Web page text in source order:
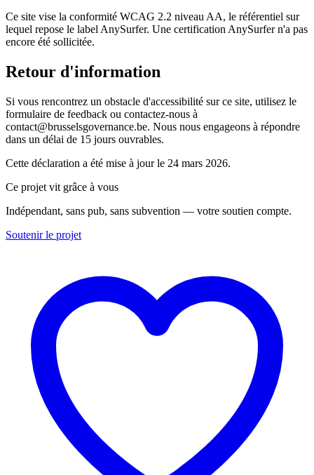
Ce site vise la conformité WCAG 2.2 niveau AA, le référentiel sur
lequel repose le label AnySurfer. Une certification AnySurfer n'a pas
encore été sollicitée.
Retour d'information
Si vous rencontrez un obstacle d'accessibilité sur ce site, utilisez le
formulaire de feedback ou contactez-nous à
contact@brusselsgovernance.be. Nous nous engageons à répondre
dans un délai de 15 jours ouvrables.
Cette déclaration a été mise à jour le 24 mars 2026.
Ce projet vit grâce à vous
Indépendant, sans pub, sans subvention — votre soutien compte.
Soutenir le projet